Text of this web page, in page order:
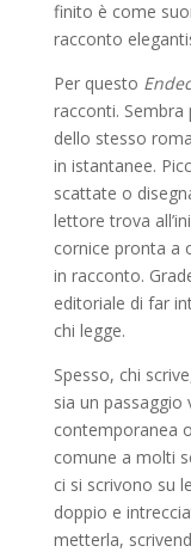
finito è come
racconto
Per questo
racconti.
dello stesso
in istantanee.
scattate o
lettore trova
cornice pronta a
in racconto.
editoriale di far
chi legge.
Spesso, chi
sia un passaggio
contemporanea
comune a molti
ci si scrivono su
doppio e
metterla,